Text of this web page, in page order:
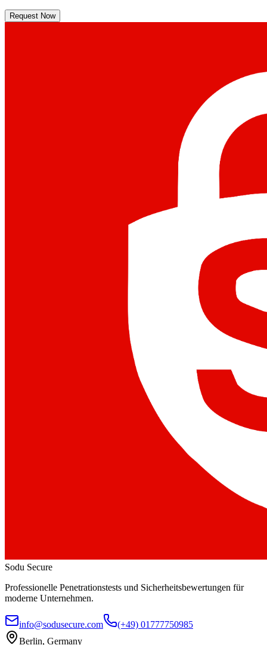
Request Now
Sodu Secure
Professionelle Penetrationstests und Sicherheitsbewertungen für
moderne Unternehmen.
info@sodusecure.com
(+49) 01777750985
Berlin, Germany